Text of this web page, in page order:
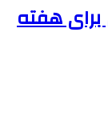
برای هفته